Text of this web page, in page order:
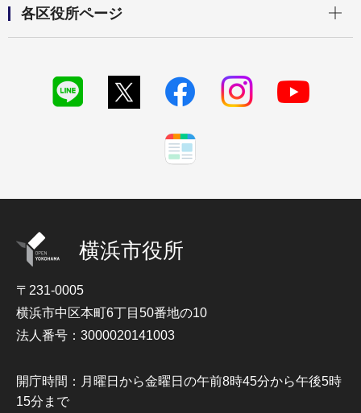
各区役所ページ
横浜市役所
〒231-0005
横浜市中区本町6丁目50番地の10
法人番号：3000020141003
開庁時間：月曜日から金曜日の午前8時45分から午後5時
15分まで